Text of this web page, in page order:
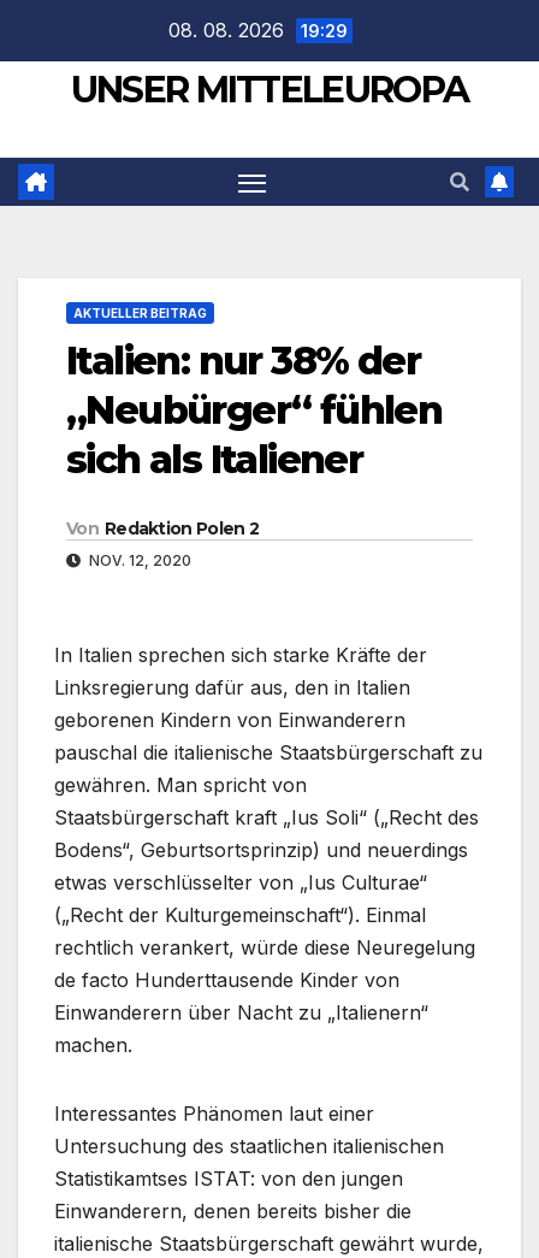
springen
08. 08. 2026 19:29
UNSER MITTELEUROPA
AKTUELLER BEITRAG
Italien: nur 38% der
„Neubürger“ fühlen
sich als Italiener
Von Redaktion Polen 2
NOV. 12, 2020
In Italien sprechen sich starke Kräfte der
Linksregierung dafür aus, den in Italien
geborenen Kindern von Einwanderern
pauschal die italienische Staatsbürgerschaft zu
gewähren. Man spricht von
Staatsbürgerschaft kraft „Ius Soli“ („Recht des
Bodens“, Geburtsortsprinzip) und neuerdings
etwas verschlüsselter von „Ius Culturae“
(„Recht der Kulturgemeinschaft“). Einmal
rechtlich verankert, würde diese Neuregelung
de facto Hunderttausende Kinder von
Einwanderern über Nacht zu „Italienern“
machen.
Interessantes Phänomen laut einer
Untersuchung des staatlichen italienischen
Statistikamtses ISTAT: von den jungen
Einwanderern, denen bereits bisher die
italienische Staatsbürgerschaft gewährt wurde,